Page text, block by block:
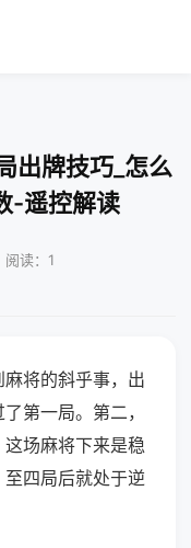
出牌技巧_怎么
-遥控解读
读：1
将的斜乎事，出
第一局。第二，
场麻将下来是稳
四局后就处于逆